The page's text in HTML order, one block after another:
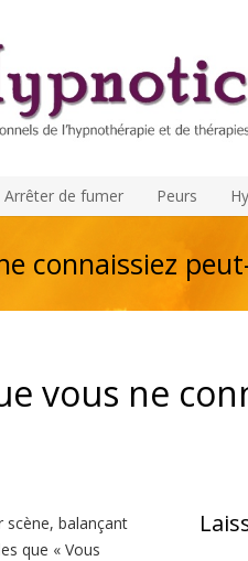
Arrêter de fumer Peurs
connaissiez
vous ne
scène, balançant
que « Vous